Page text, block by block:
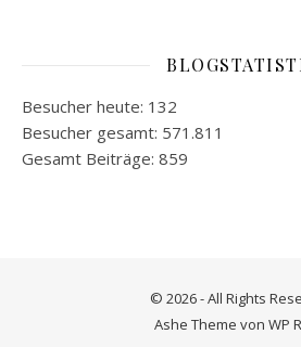
Besucher heute: 132
Besucher gesamt: 571.811
Gesamt Beiträge: 859
© 2026 - All Rights
Ashe Theme von WP